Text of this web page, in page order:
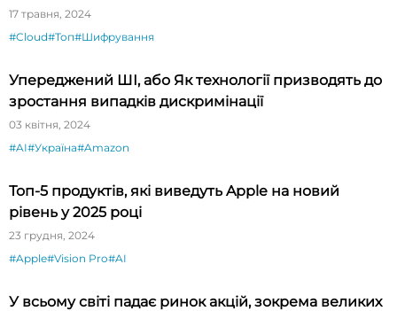
17 травня, 2024
#Cloud#Топ#Шифрування
Упереджений ШІ, або Як технології призводять до
зростання випадків дискримінації
03 квітня, 2024
#AI#Україна#Amazon
Топ-5 продуктів, які виведуть Apple на новий
рівень у 2025 році
23 грудня, 2024
#Apple#Vision Pro#AI
У всьому світі падає ринок акцій, зокрема великих